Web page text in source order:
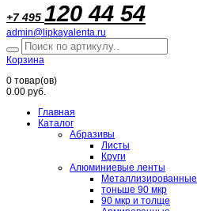
+7 495 120 44 54
admin@lipkayalenta.ru
Корзина
0 товар(ов)
0.00 руб.
Главная
Каталог
Абразивы
Листы
Круги
Алюминиевые ленты
Металлизированные
тоньше 90 мкр
90 мкр и толще